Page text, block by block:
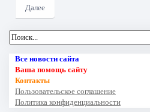
Далее
Все новости сайта
Ваша помощь сайту
Контакты
Пользовательское соглашение
Политика конфиденциальности